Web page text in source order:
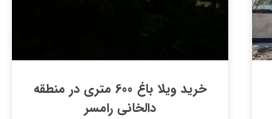
خرید ویلا باغ 600 متری در منطقه
دالخانی رامسر